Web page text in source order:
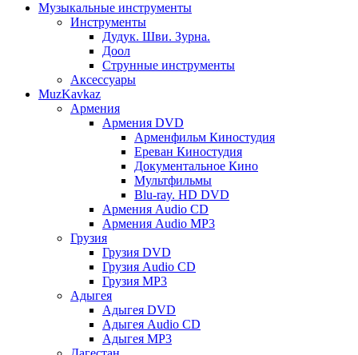
Музыкальные инструменты
Инструменты
Дудук. Шви. Зурна.
Доол
Струнные инструменты
Аксессуары
MuzKavkaz
Армения
Армения DVD
Арменфильм Киностудия
Ереван Киностудия
Документальное Кино
Мультфильмы
Blu-ray. HD DVD
Армения Audio CD
Армения Audio MP3
Грузия
Грузия DVD
Грузия Audio CD
Грузия MP3
Адыгея
Адыгея DVD
Адыгея Audio CD
Адыгея MP3